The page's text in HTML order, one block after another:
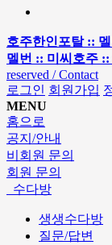
호주한인포탈 ::
멜번 :: 미씨호주
reserved / Contact
로그인 회원가입
MENU
홈으로
공지/안내
비회원 문의
회원 문의
수다방
생생수다방
질문/답변